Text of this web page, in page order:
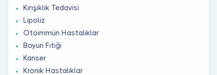
Kırışıklık Tedavisi
Lipoliz
Otoimmün Hastalıklar
Boyun Fıtığı
Kanser
Kronik Hastalıklar